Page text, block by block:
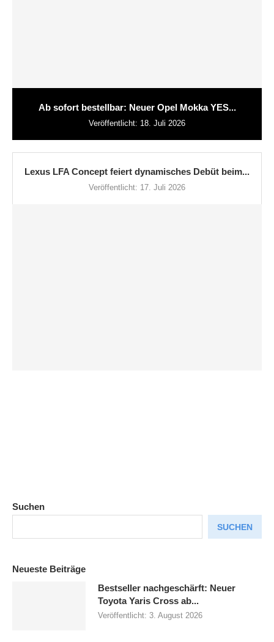
Ab sofort bestellbar: Neuer Opel Mokka YES...
Veröffentlicht: 18. Juli 2026
Lexus LFA Concept feiert dynamisches Debüt beim...
Veröffentlicht: 17. Juli 2026
Suchen
SUCHEN
Neueste Beiträge
Bestseller nachgeschärft: Neuer
Toyota Yaris Cross ab...
Veröffentlicht: 3. August 2026